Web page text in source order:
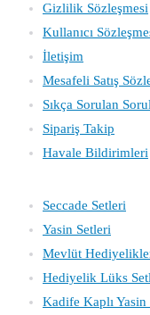
Gizlilik Sözleşmesi
Kullanıcı
İletişim
Mesafeli Satış
Sıkça Sorulan
Sipariş Takip
Havale Bildirimleri
Seccade Setleri
Yasin Setleri
Mevlüt
Hediyelik Lüks
Kadife Kaplı Yasin